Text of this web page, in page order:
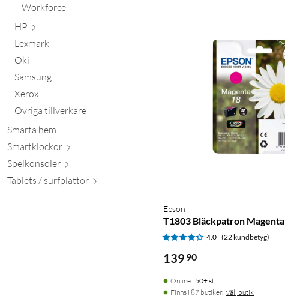
Workforce
HP
Lexmark
Oki
Samsung
Xerox
Övriga tillverkare
Smarta hem
Smartklockor
Spelkonsoler
Tablets / surfplattor
Epson
T1803 Bläckpatron Magenta
4.0 (22 kundbetyg)
139 90
Online: 50+ st
Finns i 87 butiker. Välj butik